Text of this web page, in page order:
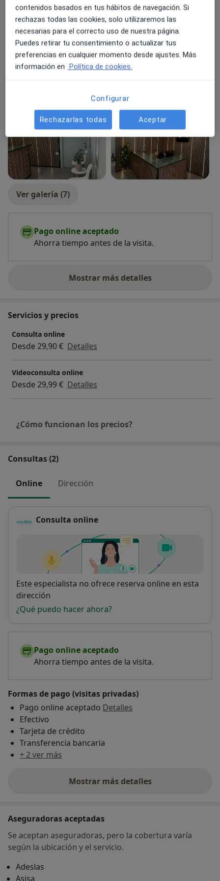
prevención de enfermedades, asistencia urgente,
diagnósticos pediátricos y de adultos, adaptados a
protocolos actualizados , medicina integrativa y de
familia. Competente en la monitorización continua del
estado clínico de los pacientes, interpretación de
pruebas complementarias, prescripción y
ver másSobre mí
Especialista en:
Atención continuada
Tipos de consulta
PresencialVer direcciones (1)
Ver galería (7)
Pago online aceptado
Ahorra tiempo antes de la visita.
Mostrar más detalles
sobre la experiencia
Servicios y precios
Consulta online
Desde 29,90 € Detalles
Videoconsulta online
Desde 29,99 € Detalles
¿Cómo funcionan los precios?
Consultas (2)
Online Dirección
Consulta online
Disponibilidad
Este especialista no ofrece reserva online en esta
dirección
¿Qué puedo hacer ahora?
Pago online aceptado
Ahorra tiempo antes de la visita.
Formas de pago (visitas privadas)
Pago online aceptado Detalles
Efectivo
Tarjeta de crédito
Transferencia bancaria
+ 2 ver más
Mostrar más detalles
sobre la dirección
Aseguradoras aceptadas
Se aceptan aseguradoras, pero la cobertura varía
según la ubicación y el servicio.
Adeslas
Asisa
contenidos basados en tus hábitos de navegación. Si
rechazas todas las cookies, solo utilizaremos las
necesarias para el correcto uso de nuestra página.
Puedes retirar tu consentimiento o actualizar tus
preferencias en cualquier momento desde ajustes. Más
información en Política de cookies.
Configurar
Rechazarlas todas Aceptar